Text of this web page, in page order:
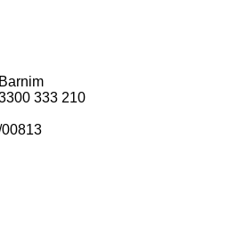
333 210